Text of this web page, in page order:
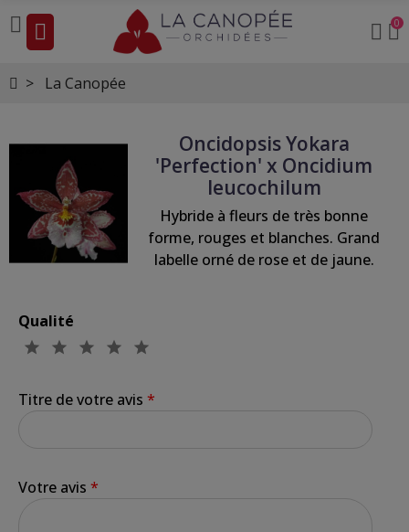
0
La Canopée
Oncidopsis Yokara
'Perfection' x Oncidium
leucochilum
Hybride à fleurs de très bonne
forme, rouges et blanches. Grand
labelle orné de rose et de jaune.
Qualité
Titre de votre avis *
Votre avis *